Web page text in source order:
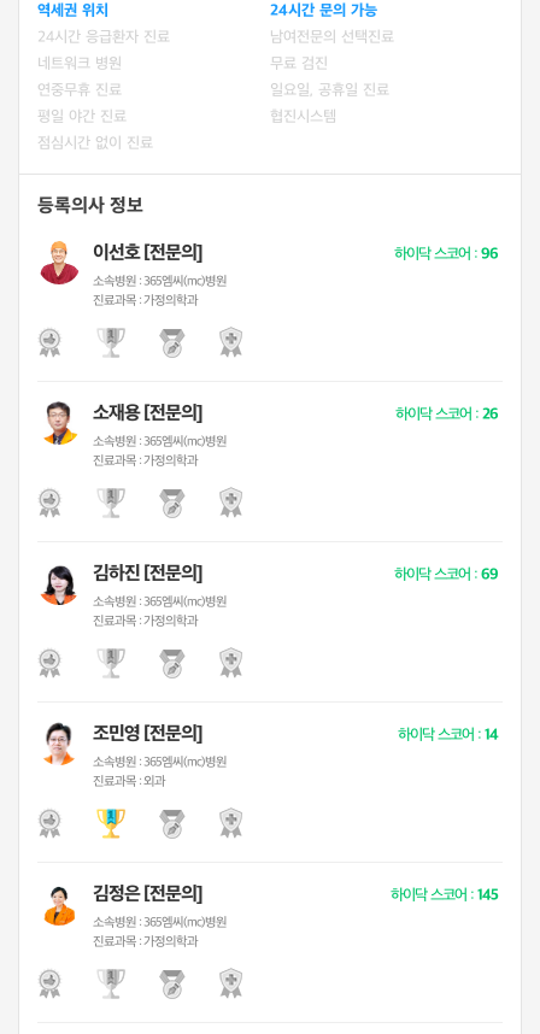
역세권 위치
24시간 문의 가능
24시간 응급환자 진료
남여전문의 선택진료
네트워크 병원
무료 검진
연중무휴 진료
일요일, 공휴일 진료
평일 야간 진료
협진시스템
점심시간 없이 진료
등록의사 정보
이선호 [전문의]
소속병원 :365엠씨(mc)병원
진료과목 :가정의학과
하이닥 스코어 :96
소재용 [전문의]
소속병원 :365엠씨(mc)병원
진료과목 :가정의학과
하이닥 스코어 :26
김하진 [전문의]
소속병원 :365엠씨(mc)병원
진료과목 :가정의학과
하이닥 스코어 :69
조민영 [전문의]
소속병원 :365엠씨(mc)병원
진료과목 :외과
하이닥 스코어 :14
김정은 [전문의]
소속병원 :365엠씨(mc)병원
진료과목 :가정의학과
하이닥 스코어 :145